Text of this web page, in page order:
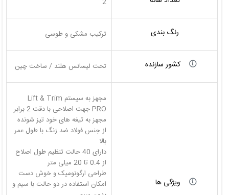
رنگ بندی ترکیب مشکی و طوسی
کشور سازنده تحت لیسانس هلند / ساخت چین
ویژگی ها
مجهز به سیستم Lift & Trim
مجهز به تیغه های خود تیز شونده
از جنس فولاد ضد زنگ با طول عمر
دارای 40 حالت تنظیم طول اصلاح
امکان استفاده در دو حالت با سیم و